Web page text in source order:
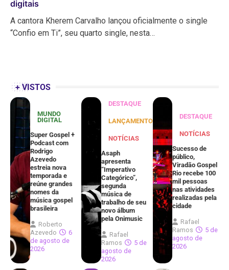
digitais
A cantora Kherem Carvalho lançou oficialmente o single
“Confio em Ti”, seu quarto single, nesta…
+ VISTOS
MUNDO
DIGITAL
Super Gospel +
Podcast com
Rodrigo
Azevedo
estreia nova
temporada e
reúne grandes
nomes da
música gospel
brasileira
Roberto
Azevedo
6
de agosto de
2026
DESTAQUE
LANÇAMENTOS
NOTÍCIAS
Asaph
apresenta
“Imperativo
Categórico”,
segunda
música de
trabalho de seu
novo álbum
pela Onimusic
Rafael
Ramos
5 de
agosto de
2026
DESTAQUE
NOTÍCIAS
Sucesso de
público,
Viradão Gospel
Rio recebe 100
mil pessoas
nas atividades
realizadas pela
cidade
Rafael
Ramos
5 de
agosto de
2026